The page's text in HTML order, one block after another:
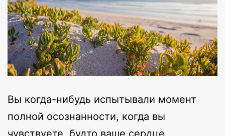
Вы когда-нибудь испытывали момент
полной осознанности, когда вы